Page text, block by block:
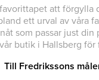
att förgylla
ett urval av våra
som passar just din
butik i Hallsberg
Till Fredrikssons